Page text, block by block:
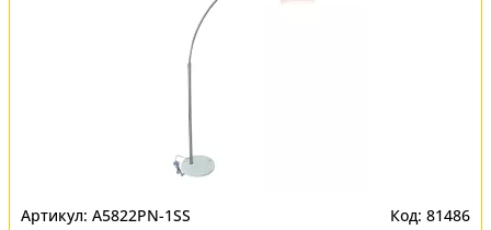
A5822PN-1SS 81486